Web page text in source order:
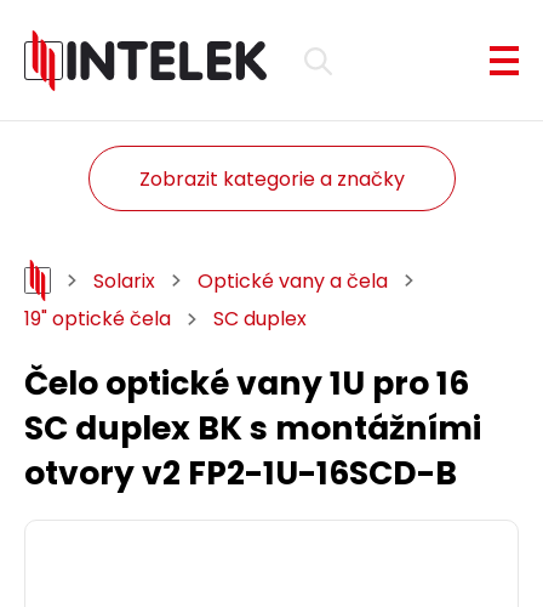
Zobrazit kategorie a značky
Solarix
Optické vany a čela
19" optické čela
SC duplex
Čelo optické vany 1U pro 16
SC duplex BK s montážními
otvory v2 FP2-1U-16SCD-B